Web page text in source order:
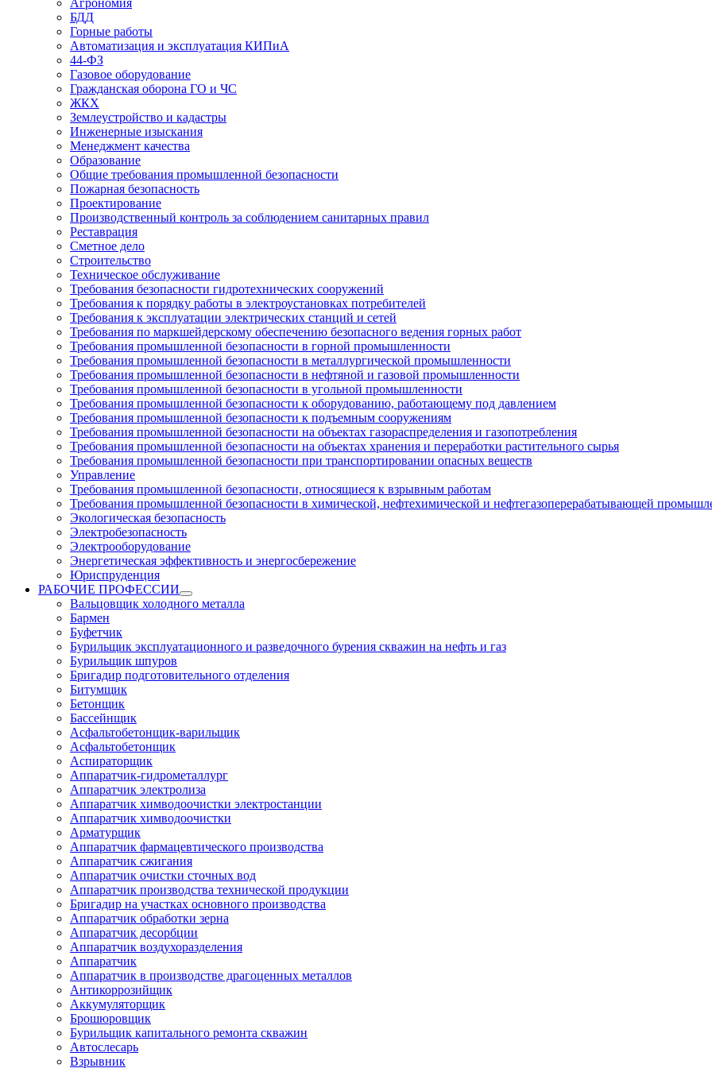
Агрономия
БДД
Горные работы
Автоматизация и эксплуатация КИПиА
44-ФЗ
Газовое оборудование
Гражданская оборона ГО и ЧС
ЖКХ
Землеустройство и кадастры
Инженерные изыскания
Менеджмент качества
Образование
Общие требования промышленной безопасности
Пожарная безопасность
Проектирование
Производственный контроль за соблюдением санитарных правил
Реставрация
Сметное дело
Строительство
Техническое обслуживание
Требования безопасности гидротехнических сооружений
Требования к порядку работы в электроустановках потребителей
Требования к эксплуатации электрических станций и сетей
Требования по маркшейдерскому обеспечению безопасного ведения горных работ
Требования промышленной безопасности в горной промышленности
Требования промышленной безопасности в металлургической промышленности
Требования промышленной безопасности в нефтяной и газовой промышленности
Требования промышленной безопасности в угольной промышленности
Требования промышленной безопасности к оборудованию, работающему под давлением
Требования промышленной безопасности к подъемным сооружениям
Требования промышленной безопасности на объектах газораспределения и газопотребления
Требования промышленной безопасности на объектах хранения и переработки растительного сырья
Требования промышленной безопасности при транспортировании опасных веществ
Управление
Требования промышленной безопасности, относящиеся к взрывным работам
Требования промышленной безопасности в химической, нефтехимической и нефтегазоперерабатывающей
Экологическая безопасность
Электробезопасность
Электрооборудование
Энергетическая эффективность и энергосбережение
Юриспруденция
РАБОЧИЕ ПРОФЕССИИ
Вальцовщик холодного металла
Бармен
Буфетчик
Бурильщик эксплуатационного и разведочного бурения скважин на нефть и газ
Бурильщик шпуров
Бригадир подготовительного отделения
Битумщик
Бетонщик
Бассейнщик
Асфальтобетонщик-варильщик
Асфальтобетонщик
Аспираторщик
Аппаратчик-гидрометаллург
Аппаратчик электролиза
Аппаратчик химводоочистки электростанции
Аппаратчик химводоочистки
Арматурщик
Аппаратчик фармацевтического производства
Аппаратчик сжигания
Аппаратчик очистки сточных вод
Аппаратчик производства технической продукции
Бригадир на участках основного производства
Аппаратчик обработки зерна
Аппаратчик десорбции
Аппаратчик воздухоразделения
Аппаратчик
Аппаратчик в производстве драгоценных металлов
Антикоррозийщик
Аккумуляторщик
Брошюровщик
Бурильщик капитального ремонта скважин
Автослесарь
Взрывник